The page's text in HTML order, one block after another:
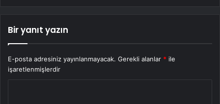
Bir yanıt yazın
E-posta adresiniz yayınlanmayacak. Gerekli alanlar * ile
işaretlenmişlerdir